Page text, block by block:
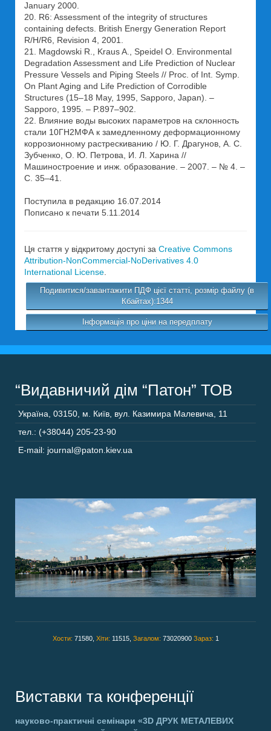
January 2000.
20. R6: Assessment of the integrity of structures
containing defects. British Energy Generation Report
R/H/R6, Revision 4, 2001.
21. Magdowski R., Kraus A., Speidel O. Environmental
Degradation Assessment and Life Prediction of Nuclear
Pressure Vessels and Piping Steels // Proc. of Int. Symp.
On Plant Aging and Life Prediction of Corrodible
Structures (15–18 May, 1995, Sapporo, Japan). –
Sapporo, 1995. – P.897–902.
22. Влияние воды высоких параметров на склонность
стали 10ГН2МФА к замедленному деформационному
коррозионному растрескиванию / Ю. Г. Драгунов, А. С.
Зубченко, О. Ю. Петрова, И. Л. Харина //
Машиностроение и инж. образование. – 2007. – № 4. –
С. 35–41.
Поступила в редакцию 16.07.2014
Пописано к печати 5.11.2014
Ця стаття у відкритому доступі за Creative Commons
Attribution-NonCommercial-NoDerivatives 4.0
International License
Подивитися/завантажити ПДФ цієї статті, розмір файлу (в
Кбайтах):1344
Інформація про ціни на передплату
“Видавничий дім “Патон” ТОВ
Україна 03150 м. Київ, вул. Казимира Малевича, 11
тел.: (+38044) 205-23-90
E-mail: journal@paton.kiev.ua
Хости: 71580, Хіти: 11515, Загалом: 73020900 Зараз: 1
Виставки та конференції
науково-практичні семінари «3D ДРУК МЕТАЛЕВИХ